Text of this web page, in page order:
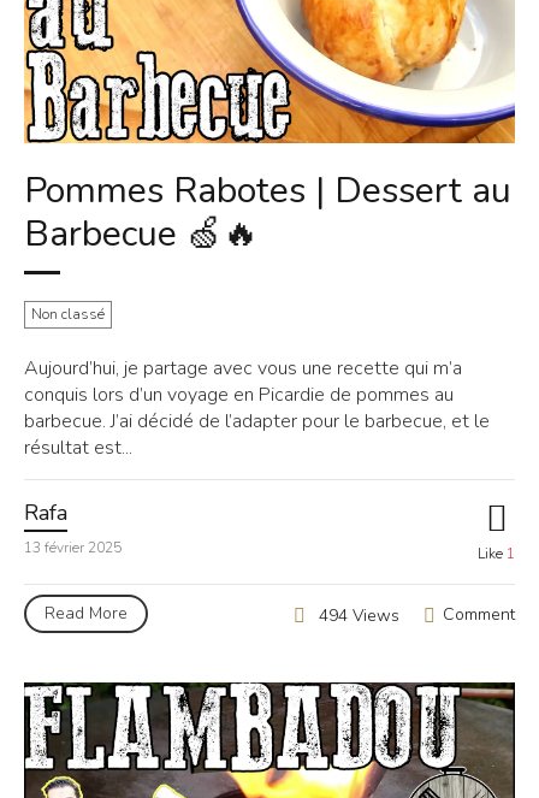
Pommes Rabotes | Dessert au
Barbecue 🍏🔥
Non classé
Aujourd’hui, je partage avec vous une recette qui m’a
conquis lors d’un voyage en Picardie de pommes au
barbecue. J’ai décidé de l’adapter pour le barbecue, et le
résultat est...
Rafa
13 février 2025 Like 1
Read More Comment
494 Views